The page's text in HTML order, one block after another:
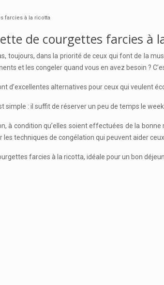
farcies à la ricotta
de courgettes farcies à
toujours, dans la priorité de ceux qui font de la
et les congeler quand vous en avez besoin ?
d’excellentes alternatives pour ceux qui veulent
simple : il suffit de réserver un peu de temps le
à condition qu’elles soient effectuées de la
techniques de congélation qui peuvent aider
farcies à la ricotta, idéale pour un bon